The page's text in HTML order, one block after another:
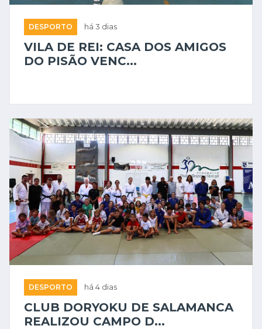
DESPORTO há 3 dias
VILA DE REI: CASA DOS AMIGOS
DO PISÃO VENC...
DESPORTO há 4 dias
CLUB DORYOKU DE SALAMANCA
REALIZOU CAMPO D...